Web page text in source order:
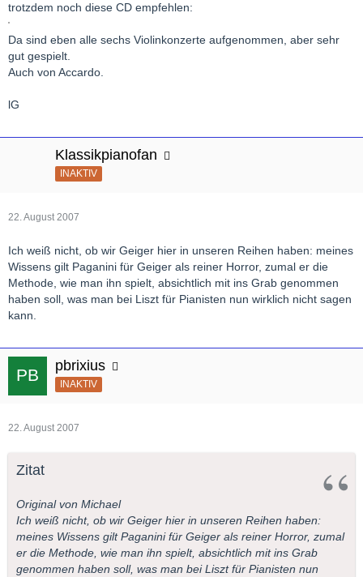
trotzdem noch diese CD empfehlen:
Da sind eben alle sechs Violinkonzerte aufgenommen, aber sehr
gut gespielt.
Auch von Accardo.
lG
Klassikpianofan
INAKTIV
22. August 2007
Ich weiß nicht, ob wir Geiger hier in unseren Reihen haben: meines
Wissens gilt Paganini für Geiger als reiner Horror, zumal er die
Methode, wie man ihn spielt, absichtlich mit ins Grab genommen
haben soll, was man bei Liszt für Pianisten nun wirklich nicht sagen
kann.
pbrixius
INAKTIV
22. August 2007
Zitat
Original von Michael
Ich weiß nicht, ob wir Geiger hier in unseren Reihen haben:
meines Wissens gilt Paganini für Geiger als reiner Horror, zumal
er die Methode, wie man ihn spielt, absichtlich mit ins Grab
genommen haben soll, was man bei Liszt für Pianisten nun